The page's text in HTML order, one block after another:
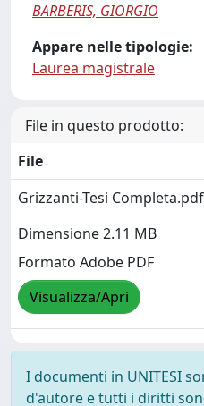
BARBERIS, GIORGIO
Appare nelle tipologie:
Laurea magistrale
File in questo prodotto:
File
Grizzanti-Tesi Completa.pdf
Dimensione 2.11 MB
Formato Adobe PDF
Visualizza/Apri
I documenti in UNITESI
d'autore e tutti i diritti